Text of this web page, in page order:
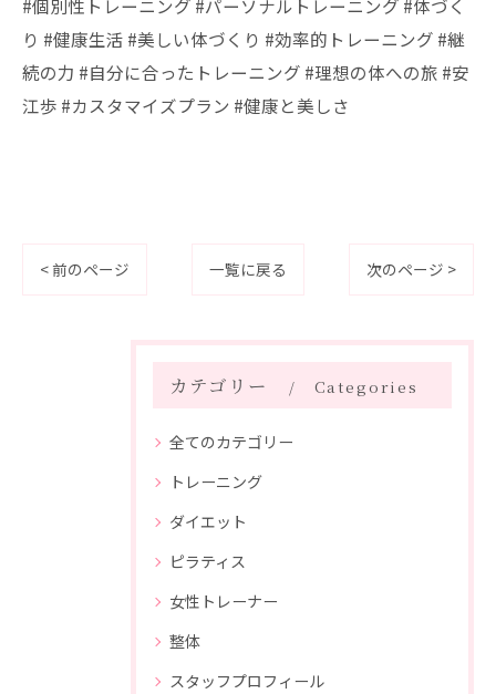
#個別性トレーニング #パーソナルトレーニング #体づく
り #健康生活 #美しい体づくり #効率的トレーニング #継
続の力 #自分に合ったトレーニング #理想の体への旅 #安
江歩 #カスタマイズプラン #健康と美しさ
< 前のページ 一覧に戻る 次のページ >
カテゴリー Categories
全てのカテゴリー
トレーニング
ダイエット
ピラティス
女性トレーナー
整体
スタッフプロフィール